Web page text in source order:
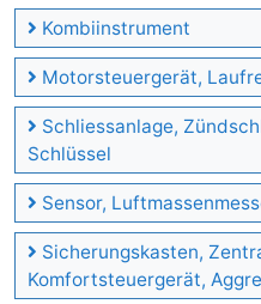
Kombiinstrument
Motorsteuergerät,
Schliessanlage,
Schlüssel
Sensor,
Sicherungskasten,
Komfortsteuergerät,